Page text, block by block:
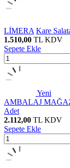
LİMERA Kare
1.510,00 TL KDV
Sepete Ekle
Yeni
AMBALAJ
Adet
2.112,00 TL KDV
Sepete Ekle